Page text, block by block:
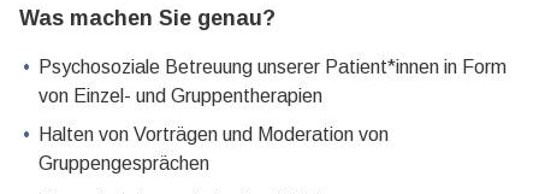
Was machen Sie genau?
Psychosoziale Betreuung unserer Patient*innen in Form
von Einzel- und Gruppentherapien
Halten von Vorträgen und Moderation von
Gruppengesprächen